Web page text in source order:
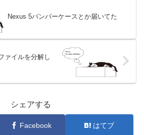
Nexus 5バンパーケースとか届いてた
ァイルを分解し
シェアする
Facebook はてブ